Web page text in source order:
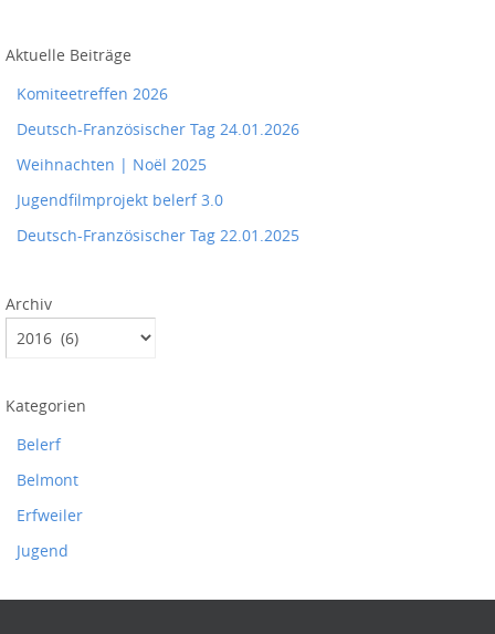
Aktuelle Beiträge
Komiteetreffen 2026
Deutsch-Französischer Tag 24.01.2026
Weihnachten | Noël 2025
Jugendfilmprojekt belerf 3.0
Deutsch-Französischer Tag 22.01.2025
Archiv
Kategorien
Belerf
Belmont
Erfweiler
Jugend